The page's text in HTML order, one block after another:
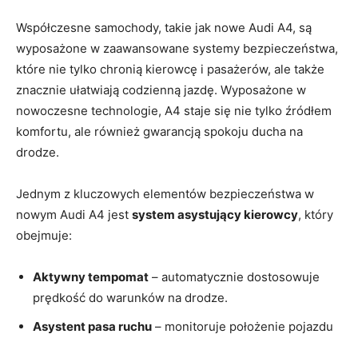
Współczesne samochody, takie jak nowe Audi A4, są
wyposażone w zaawansowane systemy bezpieczeństwa,
które nie tylko chronią kierowcę i pasażerów, ale także
znacznie ułatwiają codzienną jazdę. Wyposażone w
nowoczesne technologie, A4 staje się nie tylko źródłem
komfortu, ale również gwarancją spokoju ducha na
drodze.
Jednym z kluczowych elementów bezpieczeństwa w
nowym Audi A4 jest system asystujący kierowcy, który
obejmuje:
Aktywny tempomat – automatycznie dostosowuje
prędkość do warunków na drodze.
Asystent pasa ruchu – monitoruje położenie pojazdu